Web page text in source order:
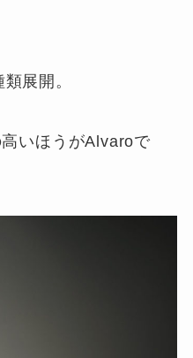
展開。
いほうがAlvaroで